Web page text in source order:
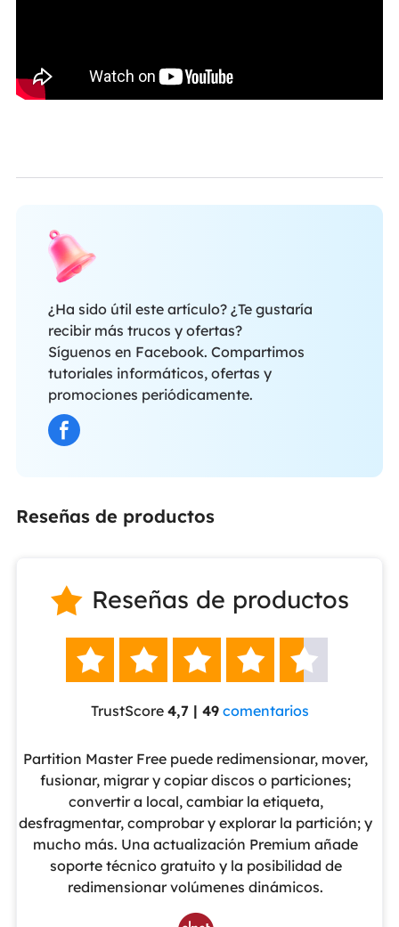
¿Ha sido útil este artículo? ¿Te gustaría
recibir más trucos y ofertas?
Síguenos en Facebook. Compartimos
tutoriales informáticos, ofertas y
promociones periódicamente.
Reseñas de productos
 Reseñas de productos
    
TrustScore 4,7 | 49 comentarios
Partition Master Free puede redimensionar, mover,
fusionar, migrar y copiar discos o particiones;
convertir a local, cambiar la etiqueta,
desfragmentar, comprobar y explorar la partición; y
mucho más. Una actualización Premium añade
soporte técnico gratuito y la posibilidad de
redimensionar volúmenes dinámicos.